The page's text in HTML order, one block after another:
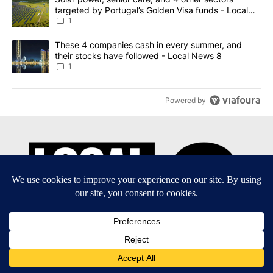
targeted by Portugal’s Golden Visa funds - Local
News 8
1
A trending article titled "These 4 companies cash in every
These 4 companies cash in every summer, and
their stocks have followed - Local News 8
1
Powered by